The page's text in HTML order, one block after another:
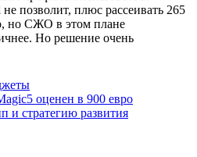
позволит, плюс рассеивать 265
но СЖО в этом плане
Но решение очень
оценен в 900 евро
и стратегию развития